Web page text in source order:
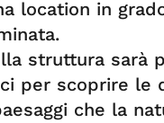
location in
struttura sarà
per scoprire le
che la